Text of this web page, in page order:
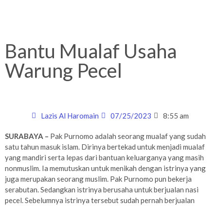
Bantu Mualaf Usaha
Warung Pecel
Lazis Al Haromain 07/25/2023 8:55 am
SURABAYA – Pak Purnomo adalah seorang mualaf yang sudah
satu tahun masuk islam. Dirinya bertekad untuk menjadi mualaf
yang mandiri serta lepas dari bantuan keluarganya yang masih
nonmuslim. Ia memutuskan untuk menikah dengan istrinya yang
juga merupakan seorang muslim. Pak Purnomo pun bekerja
serabutan. Sedangkan istrinya berusaha untuk berjualan nasi
pecel. Sebelumnya istrinya tersebut sudah pernah berjualan